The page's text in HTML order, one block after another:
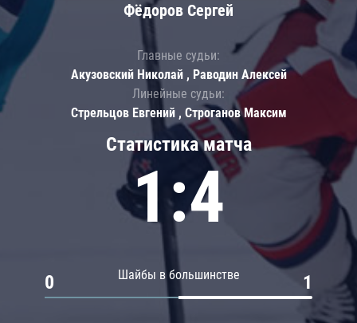
Статистика матча
1:4
Шайбы в большинстве
0 1
Фёдоров Сергей
Главные судьи:
Акузовский Николай , Раводин Алексей
Линейные судьи:
Стрельцов Евгений , Строганов Максим